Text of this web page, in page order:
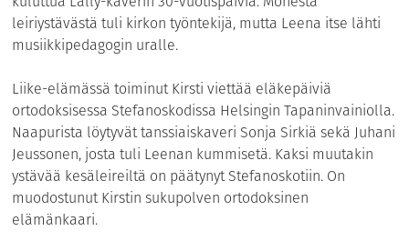
leiriystävästä tuli kirkon työntekijä, mutta Leena itse lähti
musiikkipedagogin uralle.
Liike-elämässä toiminut Kirsti viettää eläkepäiviä
ortodoksisessa Stefanoskodissa Helsingin Tapaninvainiolla.
Naapurista löytyvät tanssiaiskaveri Sonja Sirkiä sekä Juhani
Jeussonen, josta tuli Leenan kummisetä. Kaksi muutakin
ystävää kesäleireiltä on päätynyt Stefanoskotiin. On
muodostunut Kirstin sukupolven ortodoksinen
elämänkaari.